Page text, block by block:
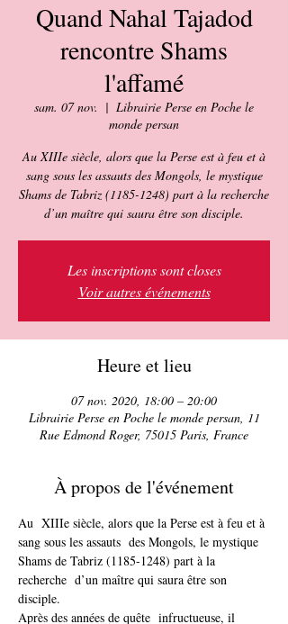
Quand Nahal Tajadod
rencontre Shams
l'affamé
sam. 07 nov.
  |
Librairie Perse en Poche le
monde persan
Au XIIIe siècle, alors que la Perse est à feu et à
sang sous les assauts des Mongols, le mystique
Shams de Tabriz (1185-1248) part à la recherche
d’un maître qui saura être son disciple.
Les inscriptions sont closes
Voir autres événements
Heure et lieu
07 nov. 2020, 18:00 – 20:00
Librairie Perse en Poche le monde persan, 11
Rue Edmond Roger, 75015 Paris, France
À propos de l'événement
Au  XIIIe siècle, alors que la Perse est à feu et à
sang sous les assauts  des Mongols, le mystique
Shams de Tabriz (1185-1248) part à la
recherche  d’un maître qui saura être son
disciple.
Après des années de quête  infructueuse, il